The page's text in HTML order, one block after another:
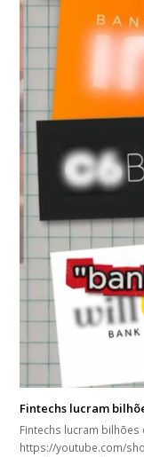
Fintechs lucram
Fintechs lucram
https://youtube.com/